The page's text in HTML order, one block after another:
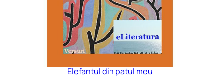
Elefantul din patul meu